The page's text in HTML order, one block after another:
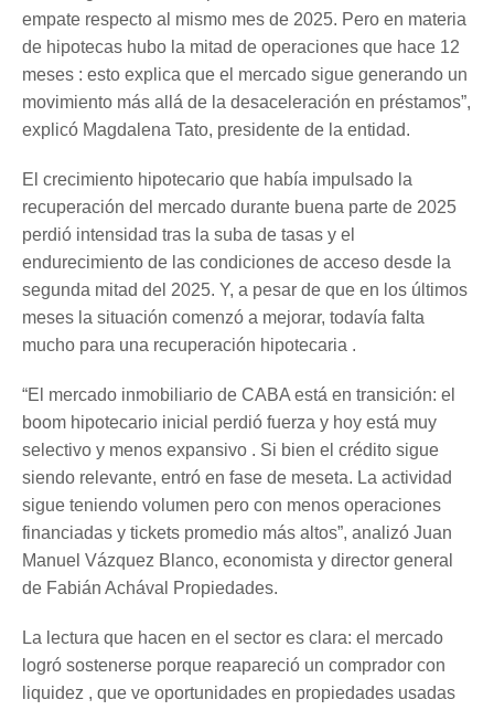
empate respecto al mismo mes de 2025. Pero en materia
de hipotecas hubo la mitad de operaciones que hace 12
meses : esto explica que el mercado sigue generando un
movimiento más allá de la desaceleración en préstamos”,
explicó Magdalena Tato, presidente de la entidad.
El crecimiento hipotecario que había impulsado la
recuperación del mercado durante buena parte de 2025
perdió intensidad tras la suba de tasas y el
endurecimiento de las condiciones de acceso desde la
segunda mitad del 2025. Y, a pesar de que en los últimos
meses la situación comenzó a mejorar, todavía falta
mucho para una recuperación hipotecaria .
“El mercado inmobiliario de CABA está en transición: el
boom hipotecario inicial perdió fuerza y hoy está muy
selectivo y menos expansivo . Si bien el crédito sigue
siendo relevante, entró en fase de meseta. La actividad
sigue teniendo volumen pero con menos operaciones
financiadas y tickets promedio más altos”, analizó Juan
Manuel Vázquez Blanco, economista y director general
de Fabián Achával Propiedades.
La lectura que hacen en el sector es clara: el mercado
logró sostenerse porque reapareció un comprador con
liquidez , que ve oportunidades en propiedades usadas